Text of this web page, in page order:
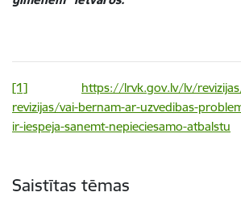
[1]
https://lrvk.gov.lv/lv/
revizijas/vai-bernam-ar-uzvedibas-
ir-iespeja-sanemt-nepieciesamo-atbalstu
Saistītas tēmas